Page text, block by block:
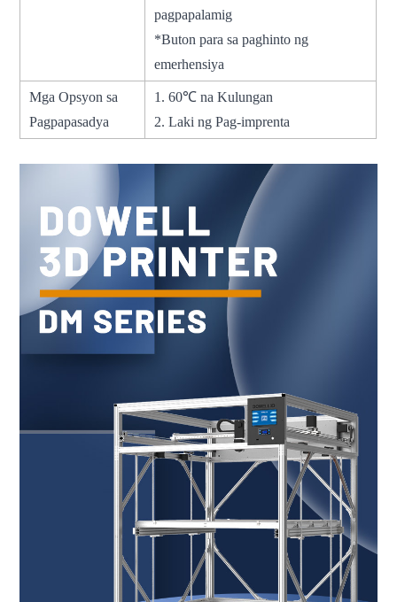
pagpapalamig
*Buton para sa paghinto ng
emerhensiya
Mga Opsyon sa
Pagpapasadya
1. 60℃ na Kulungan
2. Laki ng Pag-imprenta